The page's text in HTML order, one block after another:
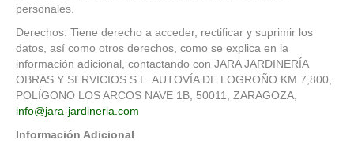
personales.
Derechos: Tiene derecho a acceder, rectificar y suprimir los
datos, así como otros derechos, como se explica en la
información adicional, contactando con JARA JARDINERÍA
OBRAS Y SERVICIOS S.L. AUTOVÍA DE LOGROÑO KM 7,800,
POLÍGONO LOS ARCOS NAVE 1B, 50011, ZARAGOZA,
info@jara-jardineria.com
Información Adicional